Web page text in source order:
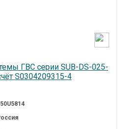
ГВС серии SUB-DS-025-
S0304209315-4